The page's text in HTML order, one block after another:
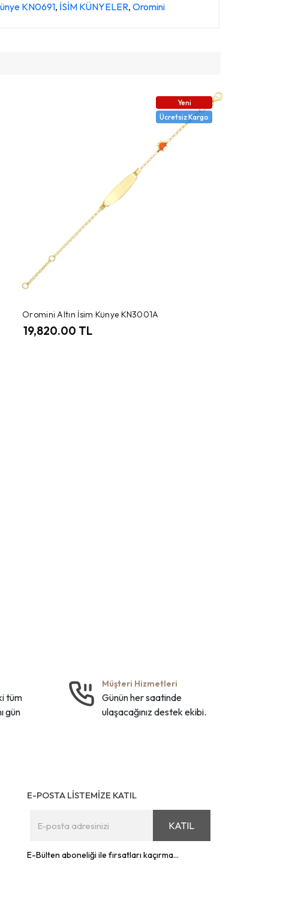
KN0691, İSİM KÜNYELER, Oromini
Yeni
Ücretsiz Kargo
Oromini Altın İsim Künye KN3001A
19,820.00 TL
tüm
gün
Müşteri Hizmetleri
Günün her saatinde
ulaşacağınız destek ekibi.
E-POSTA LİSTEMİZE KATIL
KATIL
E-Bülten aboneliği ile fırsatları kaçırma...